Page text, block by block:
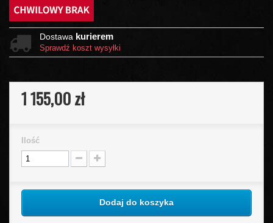
Dostawa kurierem
Sprawdź koszt wysyłki
1 155,00 zł
Ilość
Dodaj do koszyka